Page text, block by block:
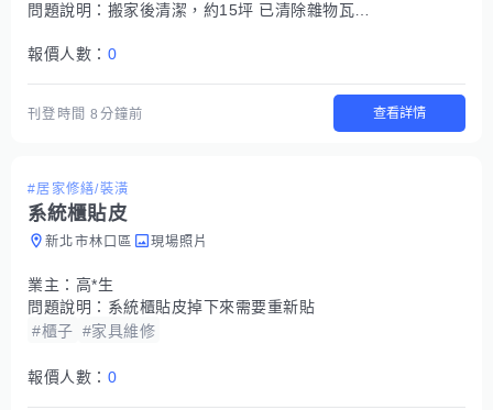
問題說明： 搬家後清潔，約15坪 已清除雜物瓦斯爐 抽油煙機 前後陽台 冰箱 烘碗機 地面清潔 門及內窗清潔
報價人數： 0
刊登時間8分鐘前 查看詳情
#居家修繕/裝潢
系統櫃貼皮
新北市林口區 現場照片
業主： 高*生
問題說明： 系統櫃貼皮掉下來需要重新貼
#櫃子 #家具維修
報價人數： 0